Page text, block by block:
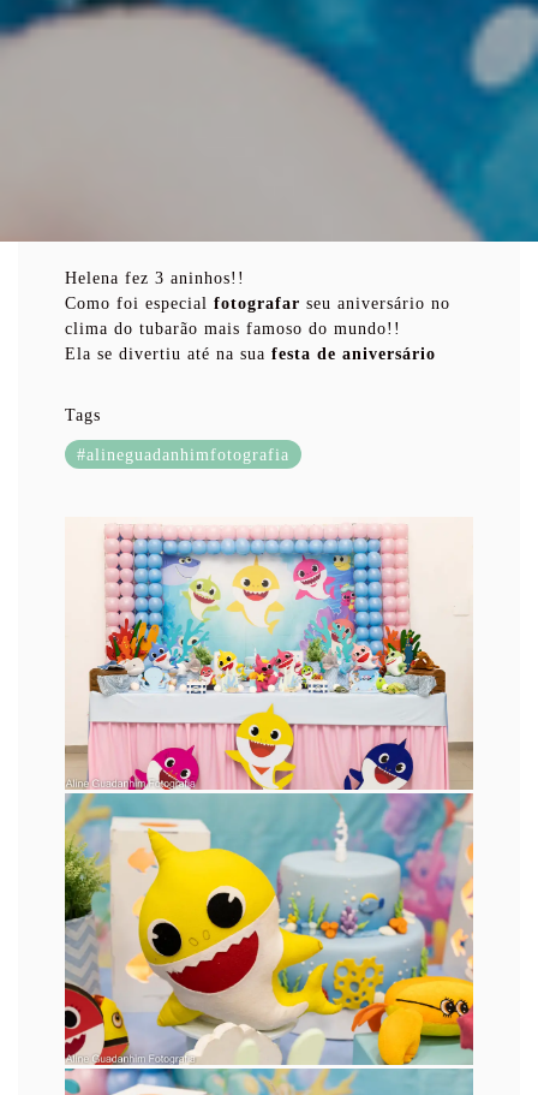
Helena fez 3 aninhos!!
Como foi especial fotografar seu aniversário no
clima do tubarão mais famoso do mundo!!
Ela se divertiu até na sua festa de aniversário
Tags
#alineguadanhimfotografia